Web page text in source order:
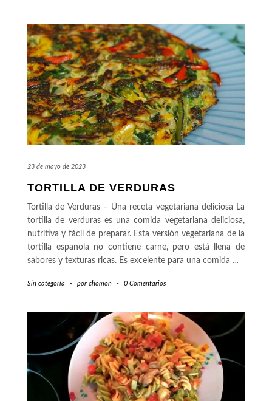
23 de mayo de 2023
TORTILLA DE VERDURAS
Tortilla de Verduras – Una receta vegetariana deliciosa La
tortilla de verduras es una comida vegetariana deliciosa,
nutritiva y fácil de preparar. Esta versión vegetariana de la
tortilla espanola no contiene carne, pero está llena de
sabores y texturas ricas. Es excelente para una comida …
Sin categoría - por chomon - 0 Comentarios